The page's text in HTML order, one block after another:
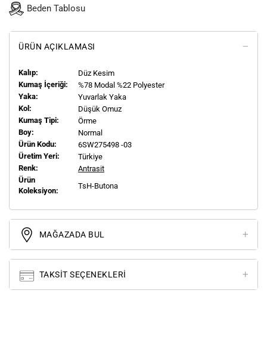
Beden Tablosu
ÜRÜN AÇIKLAMASI
Kalıp:
Düz Kesim
Kumaş İçeriği:
%78 Modal %22 Polyester
Yaka:
Yuvarlak Yaka
Kol:
Düşük Omuz
Kumaş Tipi:
Örme
Boy:
Normal
Ürün Kodu:
6SW275498 -03
Üretim Yeri:
Türkiye
Renk:
Antrasit
Ürün
Koleksiyon:
TsH-Butona
MAĞAZADA BUL
TAKSIT SEÇENEKLERI